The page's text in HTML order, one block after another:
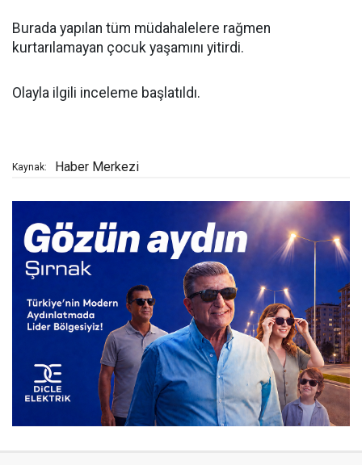
Burada yapılan tüm müdahalelere rağmen
kurtarılamayan çocuk yaşamını yitirdi.
Olayla ilgili inceleme başlatıldı.
Kaynak: Haber Merkezi